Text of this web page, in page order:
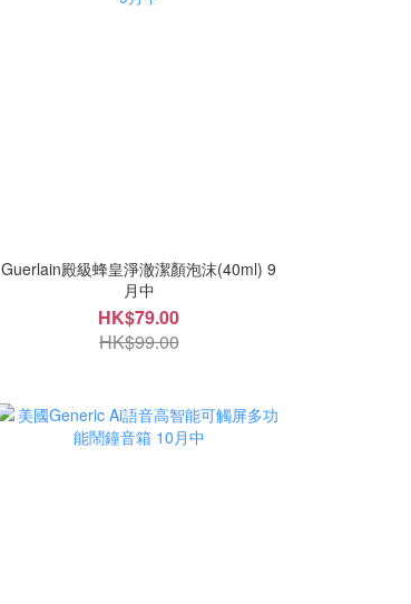
Guerlain殿級蜂皇淨澈潔顏泡沫(40ml) 9
月中
HK$79.00
HK$99.00